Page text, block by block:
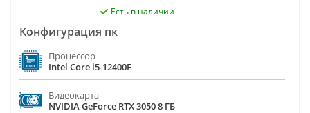
Есть в наличии
Конфигурация пк
Процессор
Intel Core i5-12400F
Видеокарта
NVIDIA GeForce RTX 3050 8 ГБ